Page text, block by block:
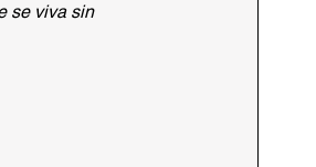
se viva sin